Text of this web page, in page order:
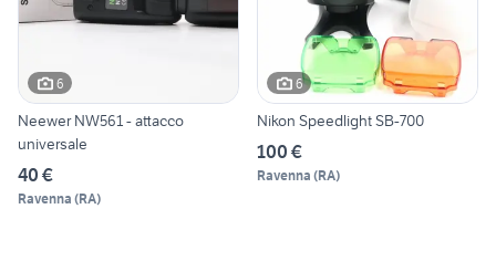
6
Neewer NW561 - attacco
universale
40 €
Ravenna (RA)
6
Nikon Speedlight SB-700
100 €
Ravenna (RA)